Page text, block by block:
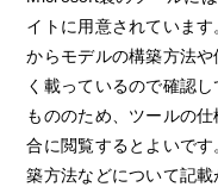
イトに用意されていま
からモデルの構築方法
く載っているので確認
もののため、ツールの
合に閲覧するとよいで
築方法などについて記載